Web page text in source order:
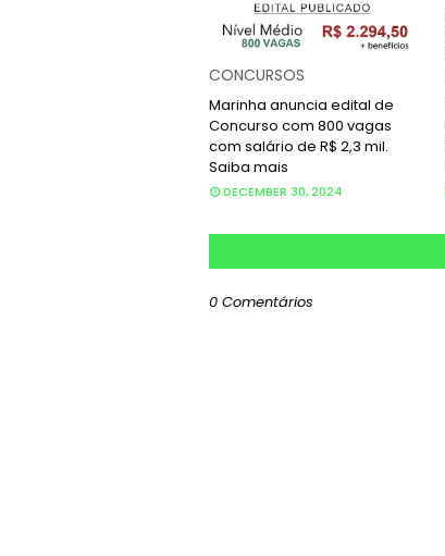
CONCURSOS
Marinha anuncia edital de
Concurso com 800 vagas
com salário de R$ 2,3 mil.
Saiba mais
DECEMBER 30, 2024
0 Comentários